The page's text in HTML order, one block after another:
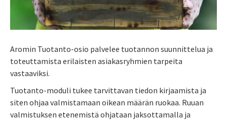
Aromin Tuotanto-osio palvelee tuotannon suunnittelua ja
toteuttamista erilaisten asiakasryhmien tarpeita
vastaaviksi.
Tuotanto-moduli tukee tarvittavan tiedon kirjaamista ja
siten ohjaa valmistamaan oikean määrän ruokaa. Ruuan
valmistuksen etenemistä ohjataan jaksottamalla ja